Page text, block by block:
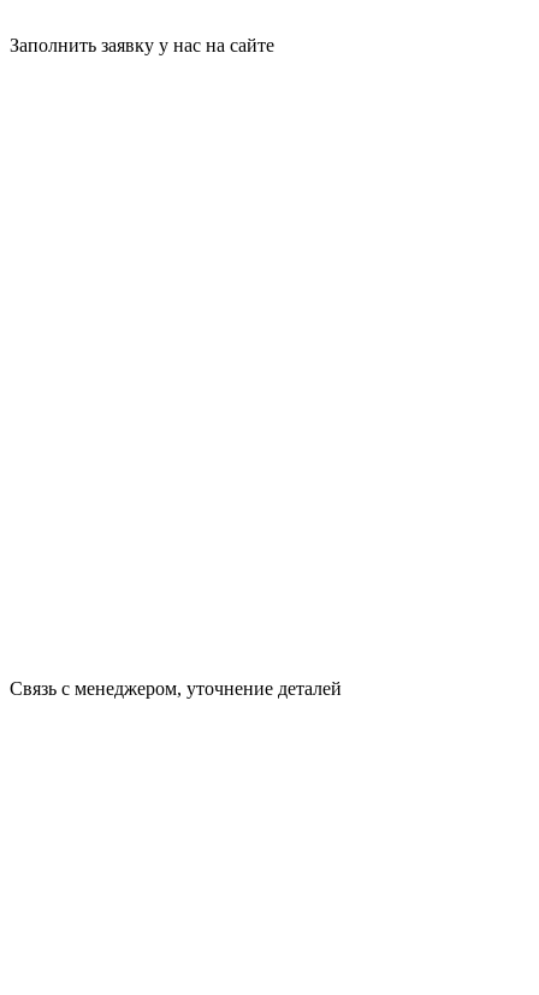
Заполнить заявку у нас на сайте
Связь с менеджером, уточнение деталей